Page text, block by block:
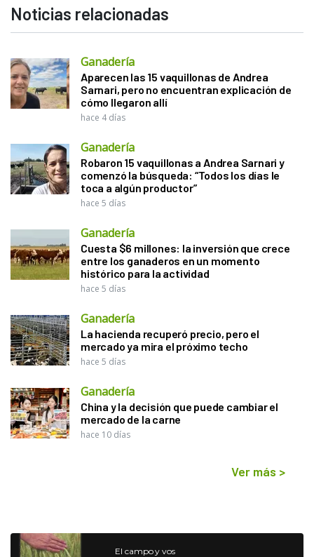
Noticias relacionadas
Ganadería
Aparecen las 15 vaquillonas de Andrea
Sarnari, pero no encuentran explicación de
cómo llegaron allí
hace 4 días
Ganadería
Robaron 15 vaquillonas a Andrea Sarnari y
comenzó la búsqueda: “Todos los días le
toca a algún productor”
hace 5 días
Ganadería
Cuesta $6 millones: la inversión que crece
entre los ganaderos en un momento
histórico para la actividad
hace 5 días
Ganadería
La hacienda recuperó precio, pero el
mercado ya mira el próximo techo
hace 5 días
Ganadería
China y la decisión que puede cambiar el
mercado de la carne
hace 10 días
Ver más >
El campo y vos